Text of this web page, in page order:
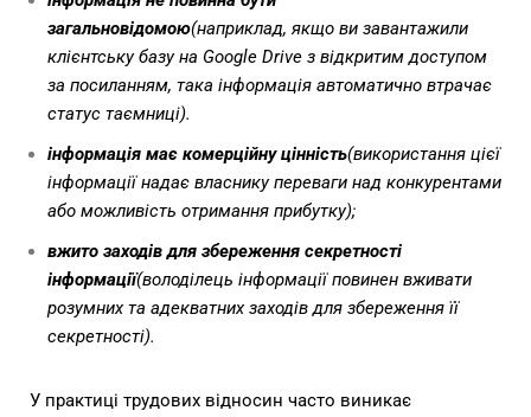
загальновідомою(наприклад, якщо ви завантажили
клієнтську базу на Google Drive з відкритим доступом
за посиланням, така інформація автоматично втрачає
статус таємниці).
інформація має комерційну цінність(використання цієї
інформації надає власнику переваги над конкурентами
або можливість отримання прибутку);
вжито заходів для збереження секретності
інформації(володілець інформації повинен вживати
розумних та адекватних заходів для збереження її
секретності).
У практиці трудових відносин часто виникає